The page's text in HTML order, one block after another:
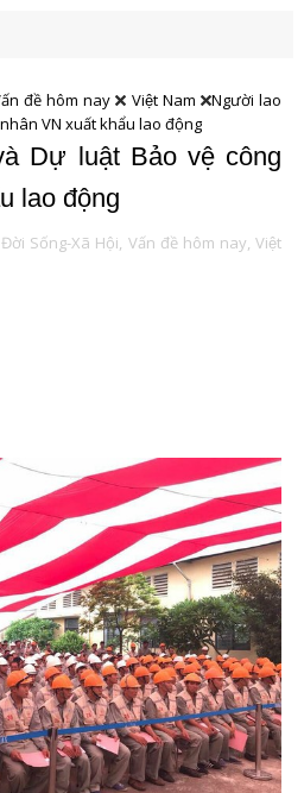
đề hôm nay Việt Nam
Người lao
VN xuất khẩu lao động
Dự luật Bảo vệ công
lao động
Đời Sống-Xã Hội, Vấn đề hôm nay, Việt